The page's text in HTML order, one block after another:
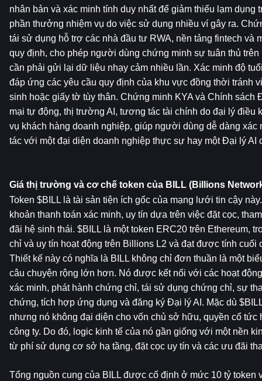
nhân bản và xác minh tính duy nhất để giảm thiểu lạm dụng
phần thưởng nhiệm vụ do việc sử dụng nhiều ví gây ra.
tái sử dụng hỗ trợ các nhà đầu tư RWA, nền tảng fintech và
quy định, cho phép người dùng chứng minh sự tuân thủ trên
cần phải gửi lại dữ liệu nhạy cảm nhiều lần. Xác minh độ
đáp ứng các yêu cầu quy định của khu vực đồng thời tránh
sinh hoặc giấy tờ tùy thân. Chứng minh KYA ​​và Chính sách
mại tự động, thị trường AI, tương tác tài chính do đại lý điều
vụ khách hàng doanh nghiệp, giúp người dùng dễ dàng xác
tác với một đại diện doanh nghiệp thực sự hay một Đại lý AI
Giá thị trường và cơ chế token của BILL (Billions
Token $BILL là tài sản tiện ích gốc của mạng lưới tin cậy
khoản thanh toán xác minh, uy tín dựa trên việc đặt cọc,
đãi hệ sinh thái. $BILL là một token ERC20 trên Ethereum,
chỉ và uy tín hoạt động trên Billions L2 và đạt được tính cuối
Thiết kế này có nghĩa là BILL không chỉ đơn thuần là một
câu chuyện rộng lớn hơn. Nó được kết nối với các hoạt
xác minh, phát hành chứng chỉ, tái sử dụng chứng chỉ, sự
chứng, tích hợp ứng dụng và đăng ký Đại lý AI. Mặc dù
nhưng nó không đại diện cho vốn chủ sở hữu, quyền cổ tức
công ty. Do đó, logic kinh tế của nó gần giống với một nền
từ phí sử dụng cơ sở hạ tầng, đặt cọc uy tín và các ưu đãi
Tổng nguồn cung của BILL được cố định ở mức 10 tỷ token